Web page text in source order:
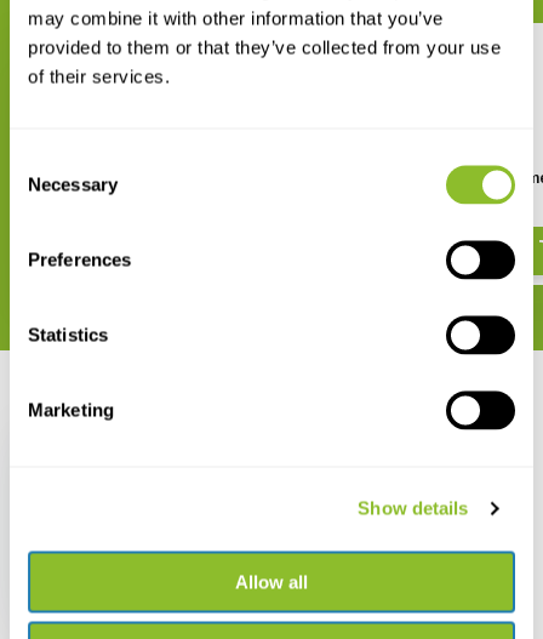
may combine it with other information that you’ve
provided to them or that they’ve collected from your use
of their services.
Selection
Necessary
Preferences
Statistics
Marketing
Show details
Allow all
Wildco Bogorov-kamer, 6ml, set
Marienfeld
Wildco Bogorov-kamer
€ 134,42